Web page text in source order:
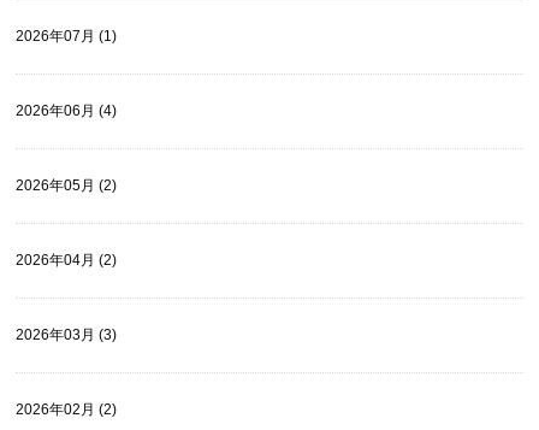
2026年07月 (1)
2026年06月 (4)
2026年05月 (2)
2026年04月 (2)
2026年03月 (3)
2026年02月 (2)